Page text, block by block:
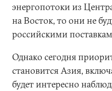
энергопотоки из
на Восток, то они не
российскими
Однако сегодня
становится Азия,
будет интересно